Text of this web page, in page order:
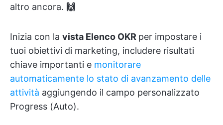
altro ancora. 🙌
Inizia con la vista Elenco OKR per impostare i
tuoi obiettivi di marketing, includere risultati
chiave importanti e monitorare
automaticamente lo stato di avanzamento delle
attività aggiungendo il campo personalizzato
Progress (Auto).